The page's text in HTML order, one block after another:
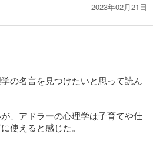
全な他人もOK！
自分はダメ』、人に対しては『そ
ですよね。出来ないことがない人
居ないですから。
なり、人間関係が心地好くなって
減って、ストレスが軽減されるこ
見・価値観を持っている人間同士
とは当たり前のことだと認識する
2023年02月21日
の名言を見つけたいと思って読ん
、アドラーの心理学は子育てや仕
使えると感じた。